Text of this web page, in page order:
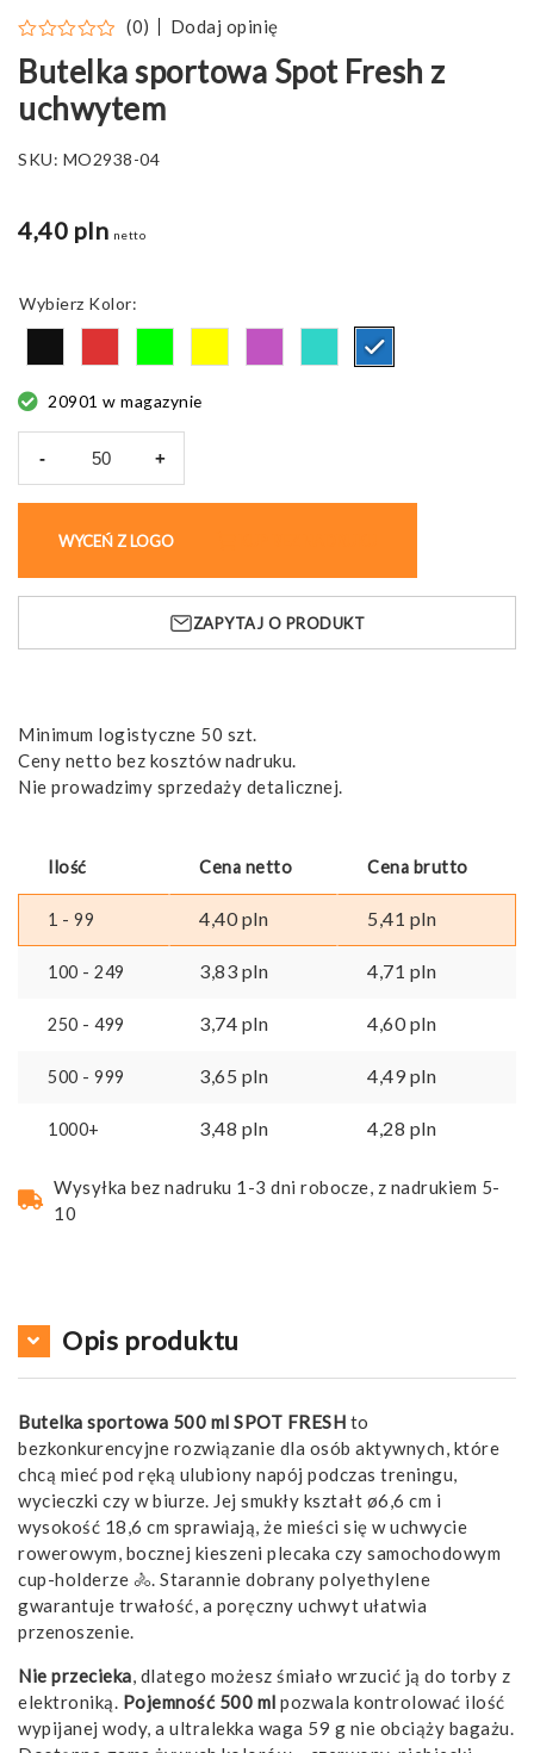
(0) Dodaj opinię
Butelka sportowa Spot Fresh z
uchwytem
SKU: MO2938-04
4,40 pln netto
Kolor
20901 w magazynie
-
Fresh
z
+
WYCEŃ Z LOGO
ZAPYTAJ O PRODUKT
Minimum logistyczne 50 szt.
Ceny netto bez kosztów nadruku.
Nie prowadzimy sprzedaży detalicznej.
Ilość Cena netto Cena brutto
1 - 99 4,40pln 5,41 pln
100 - 249 3,83 pln 4,71 pln
250 - 499 3,74 pln 4,60pln
500 - 999 3,65 pln 4,49pln
1000+ 3,48 pln 4,28 pln
Wysyłka bez nadruku 1-3 dni robocze, z nadrukiem 5-
10
Opis produktu
Butelka sportowa 500 ml SPOT FRESH to
bezkonkurencyjne rozwiązanie dla osób aktywnych, które
chcą mieć pod ręką ulubiony napój podczas treningu,
wycieczki czy w biurze. Jej smukły kształt ø6,6 cm i
wysokość 18,6 cm sprawiają, że mieści się w uchwycie
rowerowym, bocznej kieszeni plecaka czy samochodowym
cup-holderze 🚴. Starannie dobrany polyethylene
gwarantuje trwałość, a poręczny uchwyt ułatwia
przenoszenie.
Nie przecieka, dlatego możesz śmiało wrzucić ją do torby z
elektroniką. Pojemność 500 ml pozwala kontrolować ilość
wypijanej wody, a ultralekka waga 59 g nie obciąży bagażu.